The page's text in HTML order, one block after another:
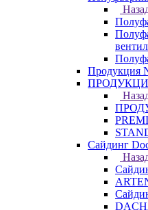
Продукция
Сайдинг